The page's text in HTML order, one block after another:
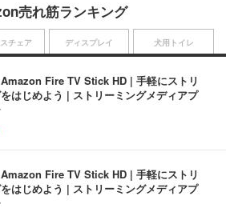
売れ筋ランキング
Amazon Fire TV Stick HD | 手軽にストリ
はじめよう | ストリーミングメディアプ
Amazon Fire TV Stick HD | 手軽にストリ
はじめよう | ストリーミングメディアプ
チェア ディスプレイ 犬用トイレ